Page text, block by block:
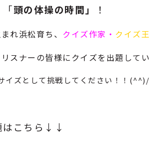
頭の体操の時間」 ！
れ浜松育ち、 クイズ作家・ クイズ王
スナーの皆様に クイズを出題して
イズとして挑戦してください！！(^^)/
こちら↓↓